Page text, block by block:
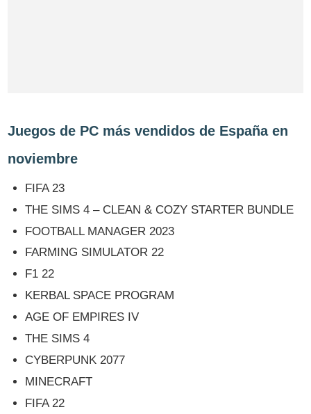
Juegos de PC más vendidos de España en
noviembre
FIFA 23
THE SIMS 4 – CLEAN & COZY STARTER BUNDLE
FOOTBALL MANAGER 2023
FARMING SIMULATOR 22
F1 22
KERBAL SPACE PROGRAM
AGE OF EMPIRES IV
THE SIMS 4
CYBERPUNK 2077
MINECRAFT
FIFA 22